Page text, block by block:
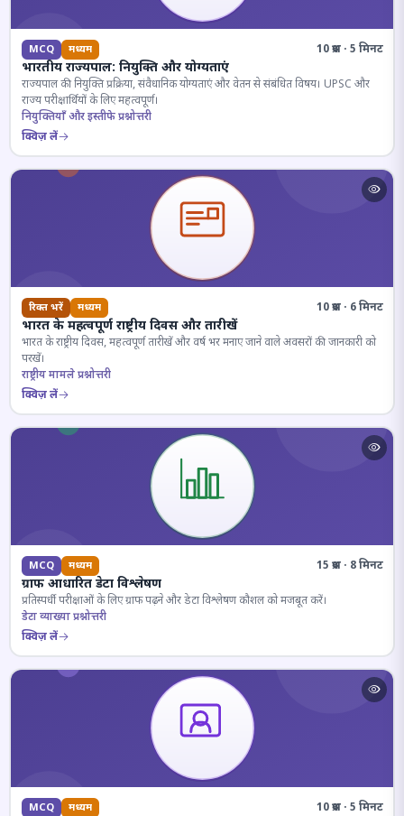
MCQ मध्यम 10 प्रश्न · 5 मिनट
भारतीय राज्यपाल: नियुक्ति और योग्यताएं
राज्यपाल की नियुक्ति प्रक्रिया, संवैधानिक योग्यताएं और वेतन से संबंधित विषय। UPSC और
राज्य परीक्षार्थियों के लिए महत्वपूर्ण।
नियुक्तियाँ और इस्तीफे प्रश्नोत्तरी
क्विज़ लें
रिक्त भरें मध्यम 10 प्रश्न · 6 मिनट
भारत के महत्वपूर्ण राष्ट्रीय दिवस और तारीखें
भारत के राष्ट्रीय दिवस, महत्वपूर्ण तारीखें और वर्ष भर मनाए जाने वाले अवसरों की जानकारी को
परखें।
राष्ट्रीय मामले प्रश्नोत्तरी
क्विज़ लें
MCQ मध्यम 15 प्रश्न · 8 मिनट
ग्राफ आधारित डेटा विश्लेषण
प्रतिस्पर्धी परीक्षाओं के लिए ग्राफ पढ़ने और डेटा विश्लेषण कौशल को मजबूत करें।
डेटा व्याख्या प्रश्नोत्तरी
क्विज़ लें
MCQ मध्यम 10 प्रश्न · 5 मिनट